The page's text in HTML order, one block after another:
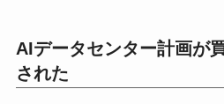
AIデータセンター計画が
された